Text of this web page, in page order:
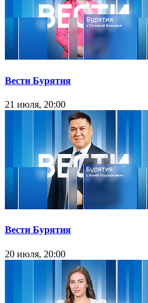
Вести Бурятия
21 июля, 20:00
Вести Бурятия
20 июля, 20:00